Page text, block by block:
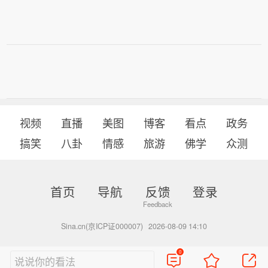
视频 直播 美图 博客 看点
政务
搞笑
八卦 情感 旅游 佛学 众测
首页 导航 反馈 登录
Sina.cn(京ICP证000007) 2026-08-09 14:10
说说你的看法
0